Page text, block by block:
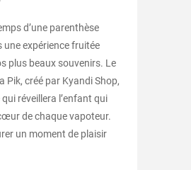
d’une parenthèse
expérience fruitée
plus beaux souvenirs. Le
Pik, créé par Kyandi Shop,
réveillera l’enfant qui
de chaque vapoteur.
un moment de plaisir